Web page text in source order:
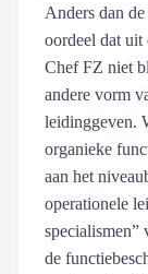
Anders dan
oordeel dat uit
Chef FZ niet
andere vorm
leidinggeven.
organieke
aan het
operationele
specialismen”
de